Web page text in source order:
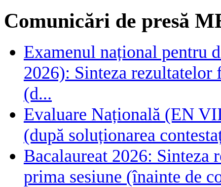
Comunicări de presă
Examenul național pentru
2026): Sinteza rezultatelor
(d...
Evaluare Națională (EN
(după soluționarea
Bacalaureat 2026:
prima sesiune (înainte de